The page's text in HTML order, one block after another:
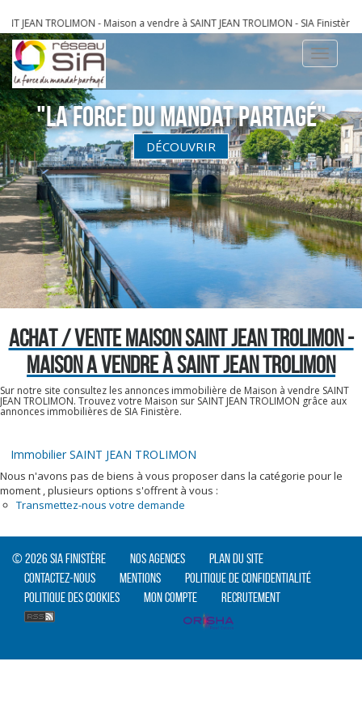
JEAN TROLIMON - Maison a vendre à SAINT JEAN TROLIMON - SIA Finistère
Toggle
"La Force du Mandat partagé"
DÉCOUVRIR
ACHAT / VENTE MAISON SAINT JEAN TROLIMON -
MAISON A VENDRE À SAINT JEAN TROLIMON
Sur notre site consultez les annonces immobilière de Maison à vendre SAINT
JEAN TROLIMON. Trouvez votre Maison sur SAINT JEAN TROLIMON grâce aux
annonces immobilières de SIA Finistère.
Immobilier SAINT JEAN TROLIMON
Nous n'avons pas de biens à vous proposer dans la catégorie pour le
moment , plusieurs options s'offrent à vous :
Transmettez-nous votre demande
© 2026 SIA Finistère Nos agences
Plan du site
Contactez-nous
Mentions
Politique de confidentialité
Politique des cookies
Mon compte Recrutement